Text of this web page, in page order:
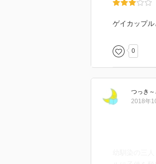
ゲイカップ
0
つっき～
2018年